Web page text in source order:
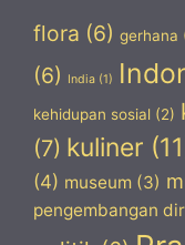
flora (6) gerhana
(6)
India (1)
kehidupan sosial (2)
(7) kuliner
(4) museum (3)
pengembangan